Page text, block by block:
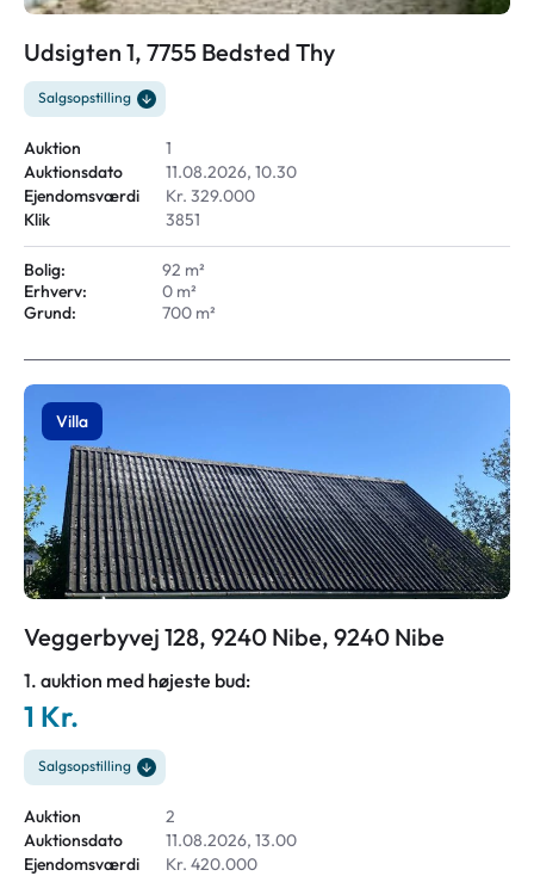
Udsigten 1, 7755 Bedsted Thy
Salgsopstilling
Auktion
1
Auktionsdato
11.08.2026, 10.30
Ejendomsværdi
Kr. 329.000
Klik
3851
Bolig:
92 m²
Erhverv:
0 m²
Grund:
700 m²
Villa
Veggerbyvej 128, 9240 Nibe, 9240 Nibe
1. auktion med højeste bud:
1 Kr.
Salgsopstilling
Auktion
2
Auktionsdato
11.08.2026, 13.00
Ejendomsværdi
Kr. 420.000